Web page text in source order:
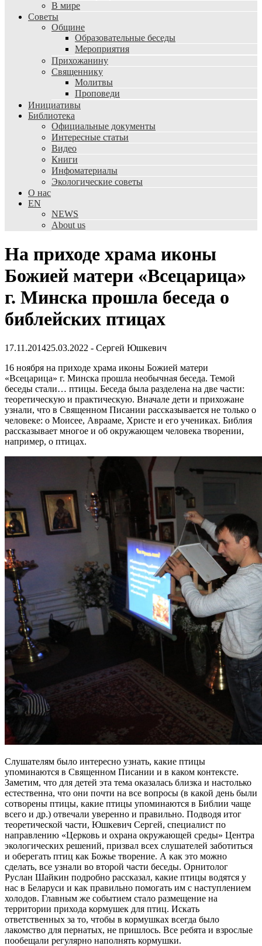
В мире
Советы
Общине
Образовательные беседы
Мероприятия
Прихожанину
Священнику
Молитвы
Проповеди
Инициативы
Библиотека
Официальные документы
Интересные статьи
Видео
Книги
Инфоматериалы
Экологические советы
О нас
EN
NEWS
About us
На приходе храма иконы
Божией матери «Всецарица»
г. Минска прошла беседа о
библейских птицах
17.11.201425.03.2022 - Сергей Юшкевич
16 ноября на приходе храма иконы Божией матери
«Всецарица» г. Минска прошла необычная беседа. Темой
беседы стали… птицы. Беседа была разделена на две части:
теоретическую и практическую. Вначале дети и прихожане
узнали, что в Священном Писании рассказывается не только о
человеке: о Моисее, Аврааме, Христе и его учениках. Библия
рассказывает многое и об окружающем человека творении,
например, о птицах.
Слушателям было интересно узнать, какие птицы
упоминаются в Священном Писании и в каком контексте.
Заметим, что для детей эта тема оказалась близка и настолько
естественна, что они почти на все вопросы (в какой день были
сотворены птицы, какие птицы упоминаются в Библии чаще
всего и др.) отвечали уверенно и правильно. Подводя итог
теоретической части, Юшкевич Сергей, специалист по
направлению «Церковь и охрана окружающей среды» Центра
экологических решений, призвал всех слушателей заботиться
и оберегать птиц как Божье творение. А как это можно
сделать, все узнали во второй части беседы. Орнитолог
Руслан Шайкин подробно рассказал, какие птицы водятся у
нас в Беларуси и как правильно помогать им с наступлением
холодов. Главным же событием стало размещение на
территории прихода кормушек для птиц. Искать
ответственных за то, чтобы в кормушках всегда было
лакомство для пернатых, не пришлось. Все ребята и взрослые
пообещали регулярно наполнять кормушки.